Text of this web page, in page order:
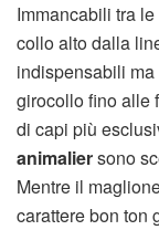
Immancabili tra
collo alto dalla
indispensabili
girocollo fino alle
di capi più
animaliersono
Mentre il
carattere bon ton